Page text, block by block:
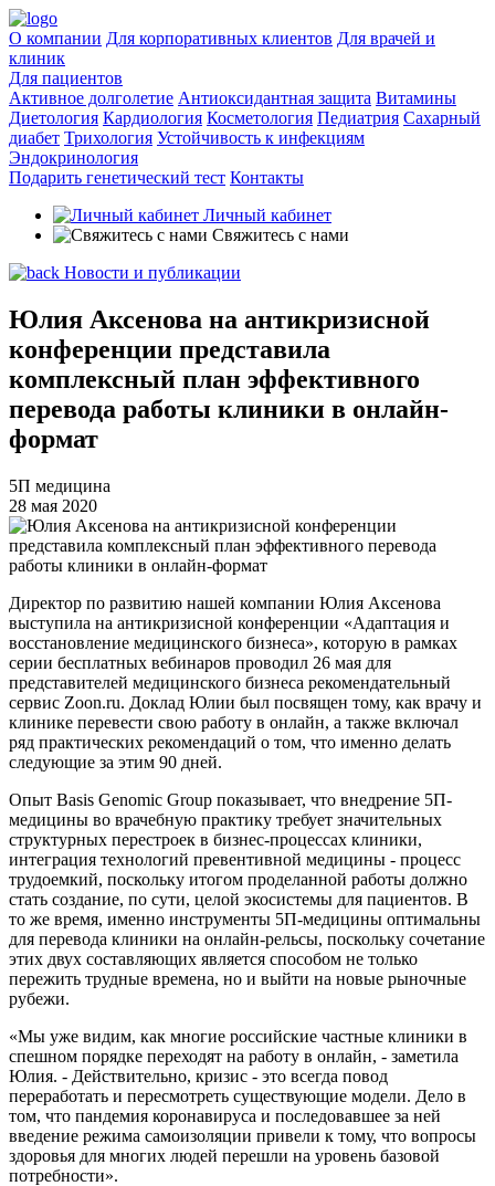
О компании Для корпоративных клиентов Для врачей и
клиник
Для пациентов
Активное долголетие Антиоксидантная защита Витамины
Диетология Кардиология Косметология Педиатрия Сахарный
диабет Трихология Устойчивость к инфекциям
Эндокринология
Подарить генетический тест Контакты
Личный кабинет
Свяжитесь с нами
Новости и публикации
Юлия Аксенова на антикризисной
конференции представила
комплексный план эффективного
перевода работы клиники в онлайн-
формат
5П медицина
28 мая 2020
Директор по развитию нашей компании Юлия Аксенова
выступила на антикризисной конференции «Адаптация и
восстановление медицинского бизнеса», которую в рамках
серии бесплатных вебинаров проводил 26 мая для
представителей медицинского бизнеса рекомендательный
сервис Zoon.ru. Доклад Юлии был посвящен тому, как врачу и
клинике перевести свою работу в онлайн, а также включал
ряд практических рекомендаций о том, что именно делать
следующие за этим 90 дней.
Опыт Basis Genomic Group показывает, что внедрение 5П-
медицины во врачебную практику требует значительных
структурных перестроек в бизнес-процессах клиники,
интеграция технологий превентивной медицины - процесс
трудоемкий, поскольку итогом проделанной работы должно
стать создание, по сути, целой экосистемы для пациентов. В
то же время, именно инструменты 5П-медицины оптимальны
для перевода клиники на онлайн-рельсы, поскольку сочетание
этих двух составляющих является способом не только
пережить трудные времена, но и выйти на новые рыночные
рубежи.
«Мы уже видим, как многие российские частные клиники в
спешном порядке переходят на работу в онлайн, - заметила
Юлия. - Действительно, кризис - это всегда повод
переработать и пересмотреть существующие модели. Дело в
том, что пандемия коронавируса и последовавшее за ней
введение режима самоизоляции привели к тому, что вопросы
здоровья для многих людей перешли на уровень базовой
потребности».